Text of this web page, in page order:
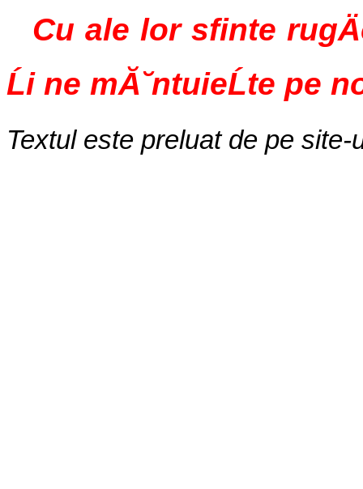
Cu ale lor sfinte
Ĺi ne mĂ˘ntuieĹte pe
Textul este preluat de pe